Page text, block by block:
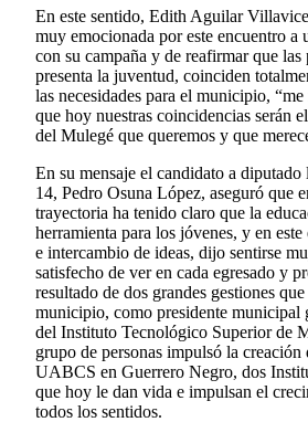
En este sentido, Edith Aguilar
muy emocionada por este encuentro a
con su campaña y de reafirmar que las
presenta la juventud, coinciden
las necesidades para el municipio,
que hoy nuestras coincidencias serán
del Mulegé que queremos y que
En su mensaje el candidato a
14, Pedro Osuna López, aseguró que
trayectoria ha tenido claro que la
herramienta para los jóvenes, y en
e intercambio de ideas, dijo sentirse
satisfecho de ver en cada egresado y
resultado de dos grandes gestiones
municipio, como presidente municipal
del Instituto Tecnológico Superior de
grupo de personas impulsó la creación
UABCS en Guerrero Negro, dos
que hoy le dan vida e impulsan el
todos los sentidos.